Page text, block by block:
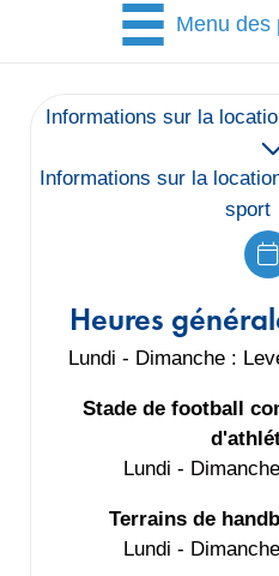
Menu des
Informations sur la
Informations sur la
sport
Heures
Lundi - Dimanche :
Stade de football
Lundi -
Terrains de
Lundi -